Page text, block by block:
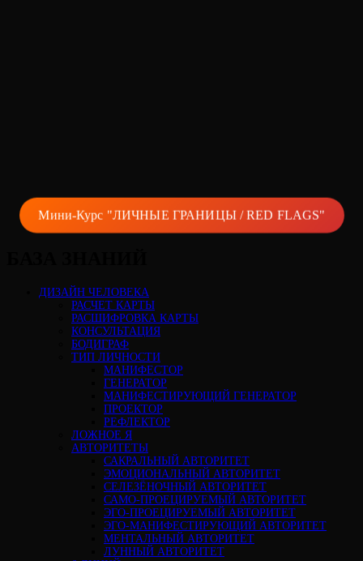
Мини-Курс "ЛИЧНЫЕ ГРАНИЦЫ / RED FLAGS"
ДИЗАЙН ЧЕЛОВЕКА
РАСЧЕТ КАРТЫ
РАСШИФРОВКА КАРТЫ
КОНСУЛЬТАЦИЯ
БОДИГРАФ
ТИП ЛИЧНОСТИ
МАНИФЕСТОР
ГЕНЕРАТОР
МАНИФЕСТИРУЮЩИЙ ГЕНЕРАТОР
ПРОЕКТОР
РЕФЛЕКТОР
ЛОЖНОЕ Я
АВТОРИТЕТЫ
САКРАЛЬНЫЙ АВТОРИТЕТ
ЭМОЦИОНАЛЬНЫЙ АВТОРИТЕТ
СЕЛЕЗЁНОЧНЫЙ АВТОРИТЕТ
САМО-ПРОЕЦИРУЕМЫЙ АВТОРИТЕТ
ЭГО-ПРОЕЦИРУЕМЫЙ АВТОРИТЕТ
ЭГО-МАНИФЕСТИРУЮЩИЙ АВТОРИТЕТ
МЕНТАЛЬНЫЙ АВТОРИТЕТ
ЛУННЫЙ АВТОРИТЕТ